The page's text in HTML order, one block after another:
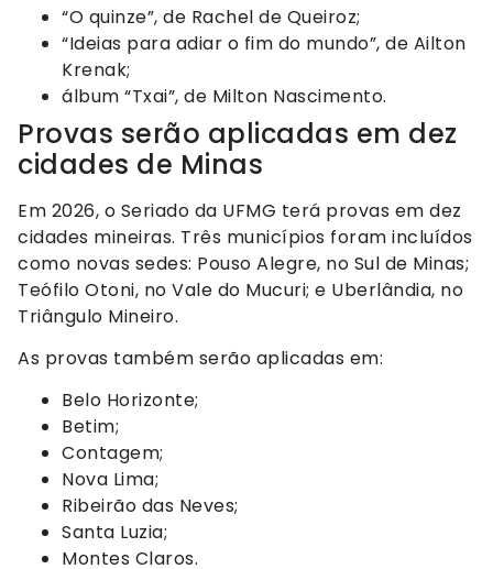
“O quinze”, de Rachel de Queiroz;
“Ideias para adiar o fim do mundo”, de Ailton
Krenak;
álbum “Txai”, de Milton Nascimento.
Provas serão aplicadas em dez
cidades de Minas
Em 2026, o Seriado da UFMG terá provas em dez
cidades mineiras. Três municípios foram incluídos
como novas sedes: Pouso Alegre, no Sul de Minas;
Teófilo Otoni, no Vale do Mucuri; e Uberlândia, no
Triângulo Mineiro.
As provas também serão aplicadas em:
Belo Horizonte;
Betim;
Contagem;
Nova Lima;
Ribeirão das Neves;
Santa Luzia;
Montes Claros.